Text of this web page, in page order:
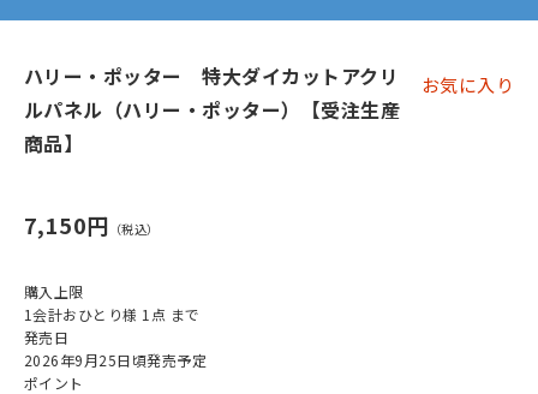
ハリー・ポッター 特大ダイカットアクリ
ルパネル（ハリー・ポッター）【受注生産
商品】
お気に入り
7,150円
購入上限
1会計おひとり様 1点 まで
発売日
2026年9月25日頃発売予定
ポイント